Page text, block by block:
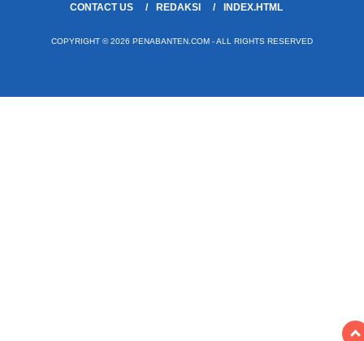
CONTACT US REDAKSI INDEX.HTML
COPYRIGHT © 2026 PENABANTEN.COM - ALL RIGHTS RESERVED